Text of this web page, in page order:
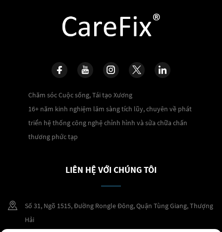
Chăm sóc Cuộc sống, Tái tạo Xương
16+ năm kinh nghiệm lâm sàng tích lũy, chuyên về phát
triển hệ thống công nghệ chỉnh hình và sửa chữa chấn
thương phức tạp
LIÊN HỆ VỚI CHÚNG TÔI
Số 31, Ngõ 1515, Đường Rongle Đông, Quận Tùng Giang, Thượng
Hải